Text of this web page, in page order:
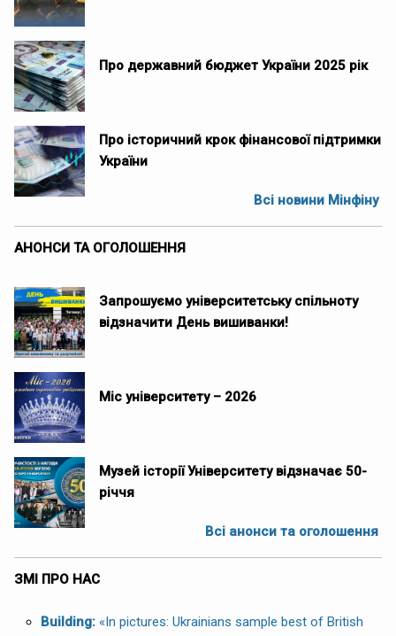
Про державний бюджет України 2025 рік
Про історичний крок фінансової підтримки
України
Всі новини Мінфіну
АНОНСИ ТА ОГОЛОШЕННЯ
Запрошуємо університетську спільноту
відзначити День вишиванки!
Міс університету – 2026
Музей історії Університету відзначає 50-
річчя
Всі анонси та оголошення
ЗМІ ПРО НАС
Building: «In pictures: Ukrainians sample best of British